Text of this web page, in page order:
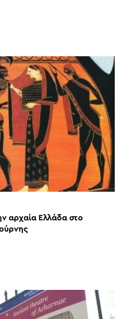
αρχαία Ελλάδα στο